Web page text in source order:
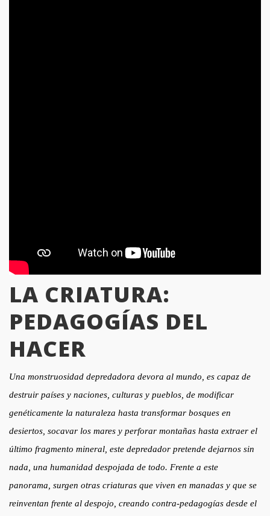
LA CRIATURA:
PEDAGOGÍAS DEL
HACER
Una monstruosidad depredadora devora al mundo, es capaz de
destruir países y naciones, culturas y pueblos, de modificar
genéticamente la naturaleza hasta transformar bosques en
desiertos, socavar los mares y perforar montañas hasta extraer el
último fragmento mineral, este depredador pretende dejarnos sin
nada, una humanidad despojada de todo. Frente a este
panorama, surgen otras criaturas que viven en manadas y que se
reinventan frente al despojo, creando contra-pedagogías desde el